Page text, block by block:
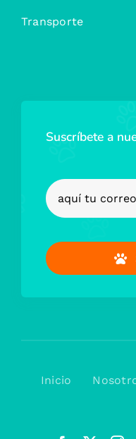
Transporte
Suscríbete a
Inicio